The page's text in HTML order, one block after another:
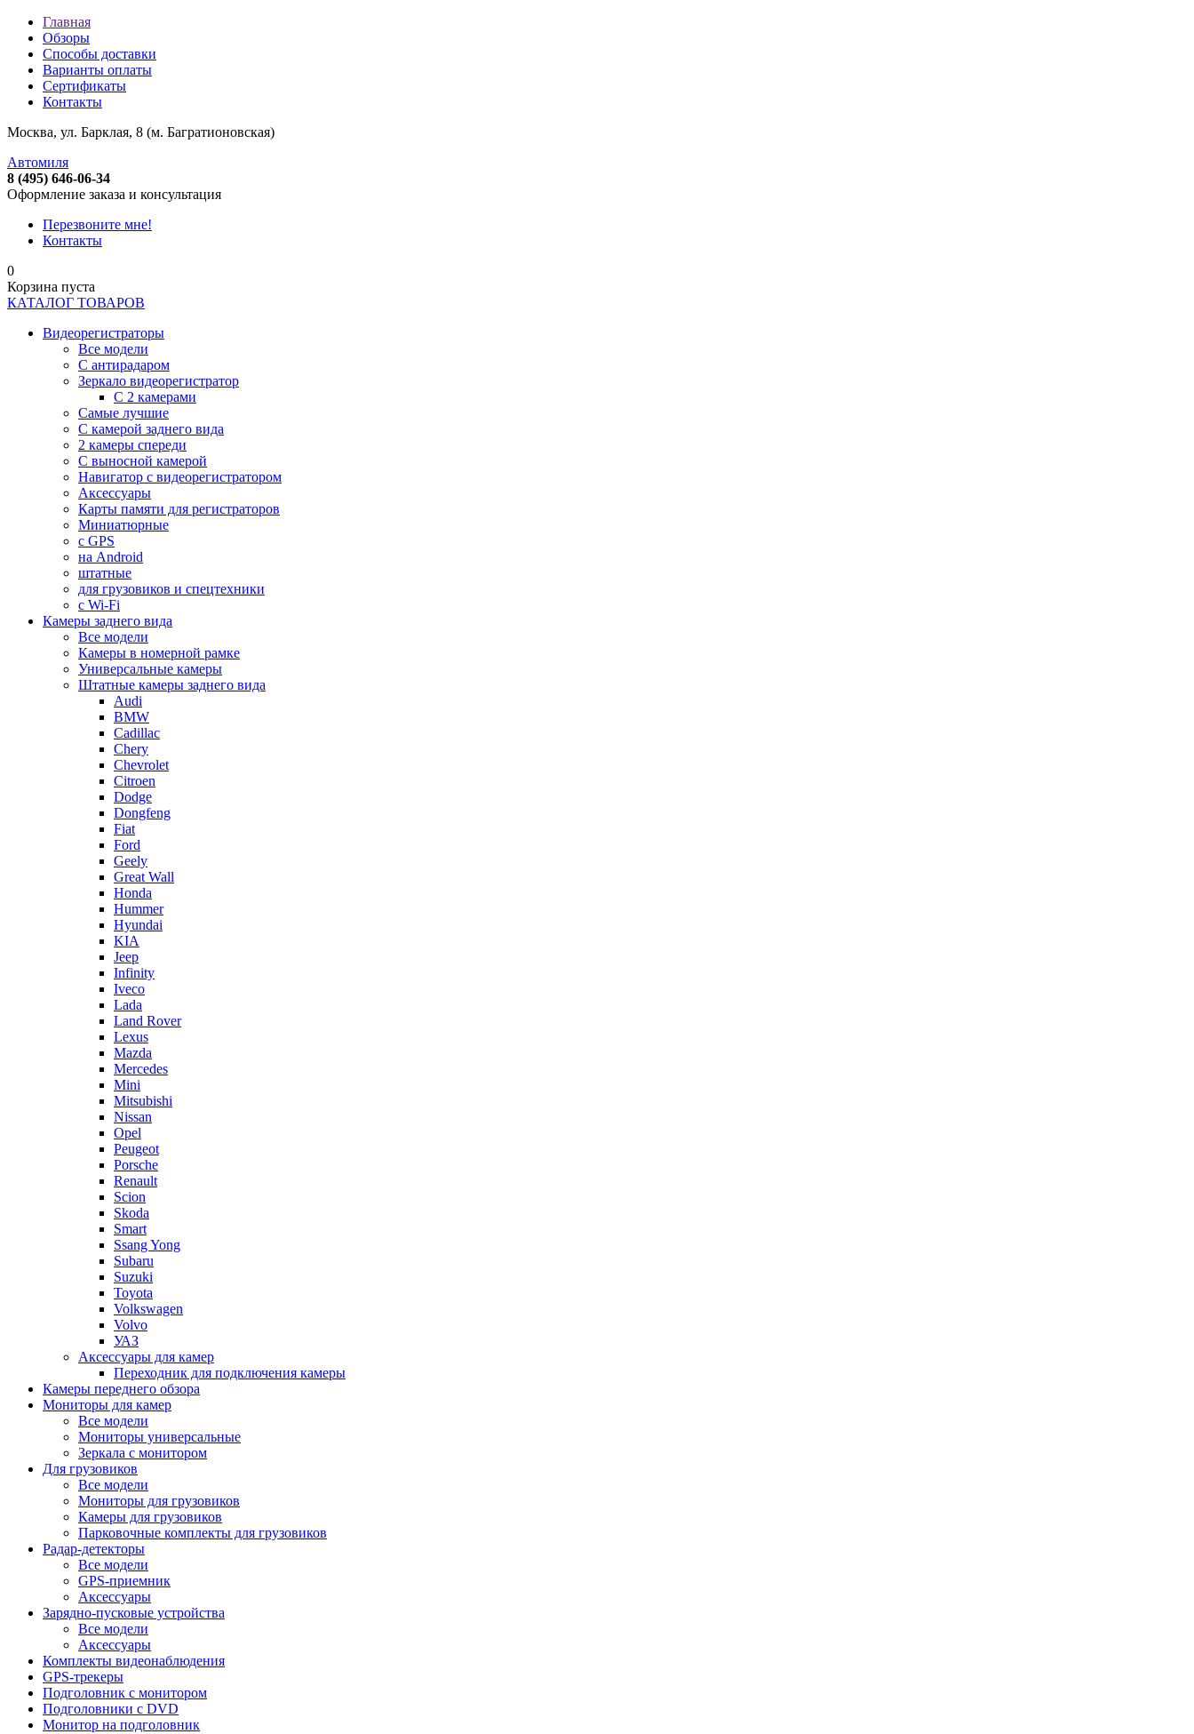
Главная
Обзоры
Способы доставки
Варианты оплаты
Сертификаты
Контакты
Москва, ул. Барклая, 8 (м. Багратионовская)
Автомиля
8 (495) 646-06-34
Оформление заказа и консультация
Перезвоните мне!
Контакты
0
Корзина пуста
КАТАЛОГ ТОВАРОВ
Видеорегистраторы
Все модели
C антирадаром
Зеркало видеорегистратор
С 2 камерами
Самые лучшие
С камерой заднего вида
2 камеры спереди
С выносной камерой
Навигатор с видеорегистратором
Аксессуары
Карты памяти для регистраторов
Миниатюрные
с GPS
на Android
штатные
для грузовиков и спецтехники
с Wi-Fi
Камеры заднего вида
Все модели
Камеры в номерной рамке
Универсальные камеры
Штатные камеры заднего вида
Audi
BMW
Cadillac
Chery
Chevrolet
Citroen
Dodge
Dongfeng
Fiat
Ford
Geely
Great Wall
Honda
Hummer
Hyundai
KIA
Jeep
Infinity
Iveco
Lada
Land Rover
Lexus
Mazda
Mercedes
Mini
Mitsubishi
Nissan
Opel
Peugeot
Porsche
Renault
Scion
Skoda
Smart
Ssang Yong
Subaru
Suzuki
Toyota
Volkswagen
Volvo
УАЗ
Аксессуары для камер
Переходник для подключения камеры
Камеры переднего обзора
Мониторы для камер
Все модели
Мониторы универсальные
Зеркала с монитором
Для грузовиков
Все модели
Мониторы для грузовиков
Камеры для грузовиков
Парковочные комплекты для грузовиков
Радар-детекторы
Все модели
GPS-приемник
Аксессуары
Зарядно-пусковые устройства
Все модели
Аксессуары
Комплекты видеонаблюдения
GPS-трекеры
Подголовник с монитором
Подголовники с DVD
Монитор на подголовник